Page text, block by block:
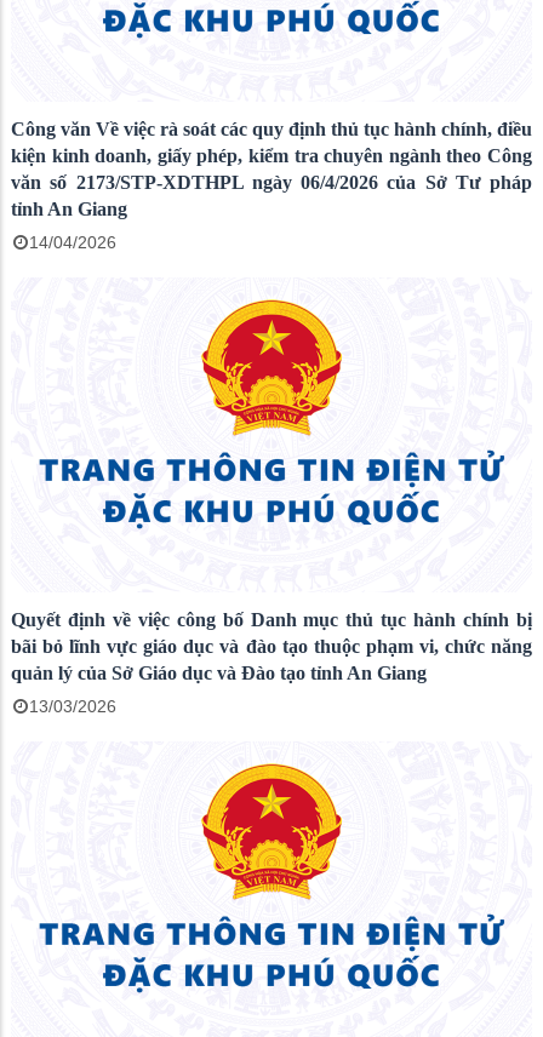
Công văn Về việc rà soát các quy định thủ tục hành chính, điều
kiện kinh doanh, giấy phép, kiểm tra chuyên ngành theo Công
văn số 2173/STP-XDTHPL ngày 06/4/2026 của Sở Tư pháp
tỉnh An Giang
14/04/2026
Quyết định về việc công bố Danh mục thủ tục hành chính bị
bãi bỏ lĩnh vực giáo dục và đào tạo thuộc phạm vi, chức năng
quản lý của Sở Giáo dục và Đào tạo tỉnh An Giang
13/03/2026